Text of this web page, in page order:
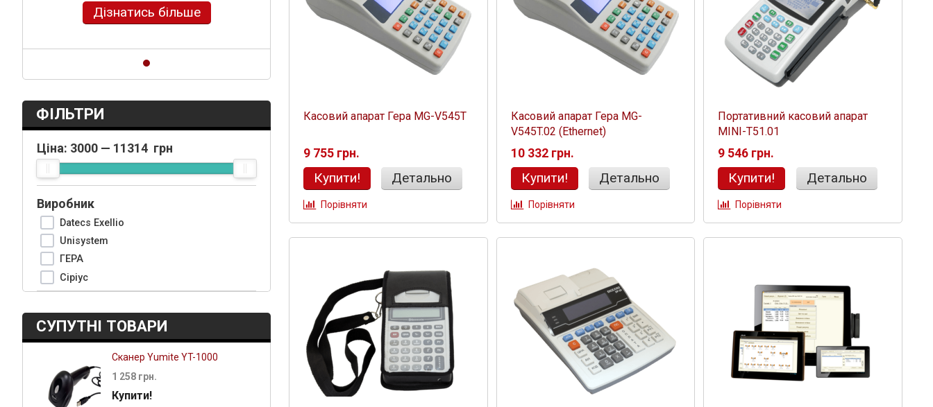
Дізнатись більше Дізнатись більше
ФІЛЬТРИ
Ціна: 3000 — 11314 грн
Виробник
Datecs Exellio
Unisystem
ГЕРА
Сіріус
СУПУТНІ ТОВАРИ
Сканер Yumite YT-1000
1 258 грн.
Купити!
Касовий апарат Гера MG-V545T
9 755 грн.
Купити! Детально
Порівняти
Касовий апарат Гера MG-
V545T.02 (Ethernet)
10 332 грн.
Купити! Детально
Порівняти
Портативний касовий апарат
MINI-Т51.01
9 546 грн.
Купити! Детально
Порівняти